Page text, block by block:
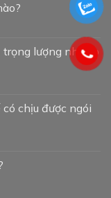
lượng nhẹ so
chịu được ngói